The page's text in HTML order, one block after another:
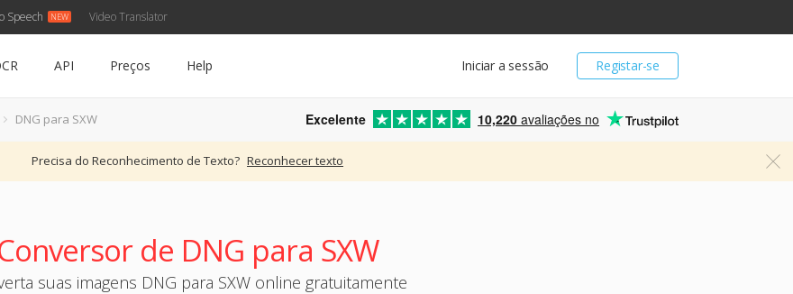
Speech Video Translator
Registar-se
Iniciar a sessão
API Preços Help
DNG para SXW Excelente 10,220 avaliações no
Precisa do Reconhecimento de Texto? Reconhecer texto
de DNG para SXW
suas imagens DNG para SXW online gratuitamente